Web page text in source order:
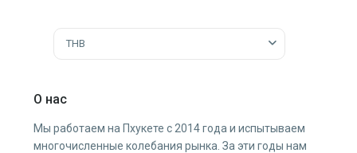
THB
О нас
Мы работаем на Пхукете с 2014 года и испытываем
многочисленные колебания рынка. За эти годы нам